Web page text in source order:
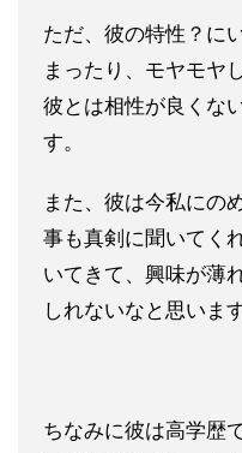
ただ、彼の特性？に
まったり、モヤモヤ
彼とは相性が良くな
す。
また、彼は今私にの
事も真剣に聞いて く
いてきて、興味が薄
しれないなと思います
ちなみに彼は高学歴